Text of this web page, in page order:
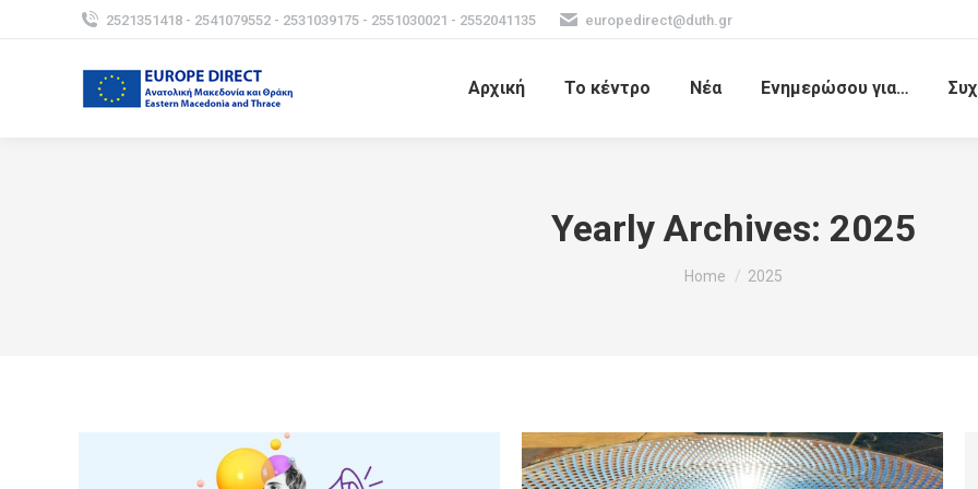
2521351418 - 2541079552 - 2531039175 - 2551030021 - 2552041135 europedirect@duth.gr
Αρχική Το κέντρο Νέα Ενημερώσου για…
Yearly Archives: 2025
You are here:
Home 2025